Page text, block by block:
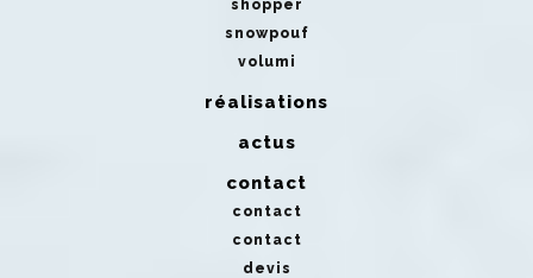
shopper
snowpouf
volumi
réalisations
actus
contact
contact
contact
devis